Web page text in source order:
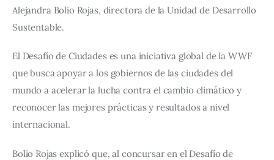
Alejandra Bolio Rojas, directora de la Unidad de Desarrollo
Sustentable.
El Desafío de Ciudades es una iniciativa global de la WWF
que busca apoyar a los gobiernos de las ciudades del
mundo a acelerar la lucha contra el cambio climático y
reconocer las mejores prácticas y resultados a nivel
internacional.
Bolio Rojas explicó que, al concursar en el Desafío de